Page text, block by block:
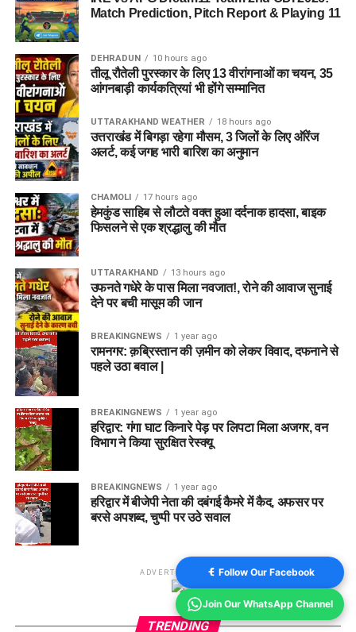
Match Prediction, Pitch Report & Playing 11
DEHRADUN 10 hours ago
तीलू रौतेली पुरस्कार के लिए 13 वीरांगनाओं का चयन, 35
आंगनबाड़ी कार्यकत्रियां भी होंगे सम्मानित
UTTARAKHAND WEATHER 18 hours ago
उत्तराखंड में बिगड़ा रहेगा मौसम, 3 जिलों के लिए ऑरेंज
अलर्ट, कई जगह भारी बारिश का अनुमान
CHAMOLI 17 hours ago
हेमकुंड साहिब से लौटते वक्त हुआ दर्दनाक हादसा, बाइक
फिसलने से एक श्रद्धालु की मौत
UTTARAKHAND 13 hours ago
उफनते गधेरे के पास मिला नवजात!, रोने की आवाज सुनाई
देने पर बची मासूम की जान
BREAKINGNEWS 1 year ago
रामनगर: क़ब्रिस्तान की ज़मीन को लेकर विवाद, दफनाने से
पहले उठा बवाल |
BREAKINGNEWS 1 year ago
हरिद्वार: गंगा घाट किनारे पेड़ पर लिपटा मिला अजगर, वन
विभाग ने किया सुरक्षित रेस्क्यू
BREAKINGNEWS 1 year ago
हरिद्वार में बीजेपी नेता की दबंगई कैमरे में कैद, अफसर पर
बरसे अपशब्द, चुप्पी पर उठे सवाल
ADVERTISEMENT
TRENDING
Follow Our Facebook
Join Our WhatsApp Channel